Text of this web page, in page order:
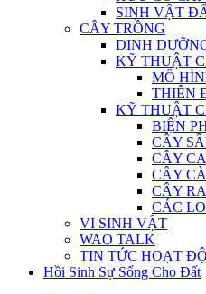
SINH VẬT
CÂY TRỒNG
DINH
KỸ THUẬT
MÔ
THIÊN
KỸ THUẬT
BIỆN
CÂY
CÂY
CÂY
CÂY
CÁC
VI SINH VẬT
WAO TALK
TIN TỨC HOẠT
Hồi Sinh Sự Sống Cho Đất